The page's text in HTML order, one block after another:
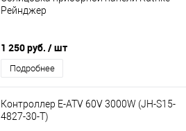
Рейнджер
1 250 руб. / шт
Подробнее
Контроллер E-ATV 60V 3000W (JH-S15-
4827-30-T)